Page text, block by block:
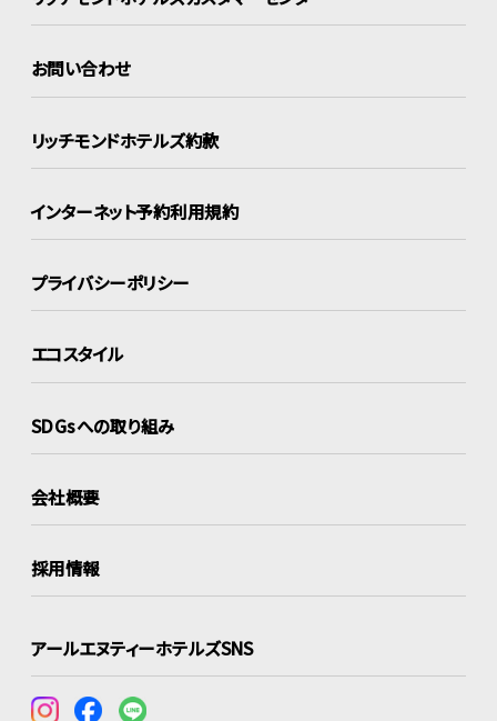
お問い合わせ
リッチモンドホテルズ約款
インターネット予約利用規約
プライバシーポリシー
エコスタイル
SDGsへの取り組み
会社概要
採用情報
アールエヌティーホテルズSNS